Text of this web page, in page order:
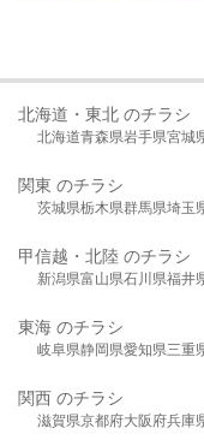
北海道・東北 のチラシ
北海道青森県岩手県宮城
関東 のチラシ
茨城県栃木県群馬県埼玉
甲信越・北陸 のチラシ
新潟県富山県石川県福井
東海 のチラシ
岐阜県静岡県愛知県三重
関西 のチラシ
滋賀県京都府大阪府兵庫